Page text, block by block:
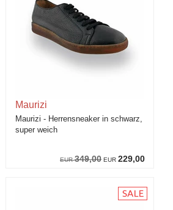
EUR349,00 EUR 229,00
Maurizi
Maurizi - Herrensneaker in schwarz,
super weich